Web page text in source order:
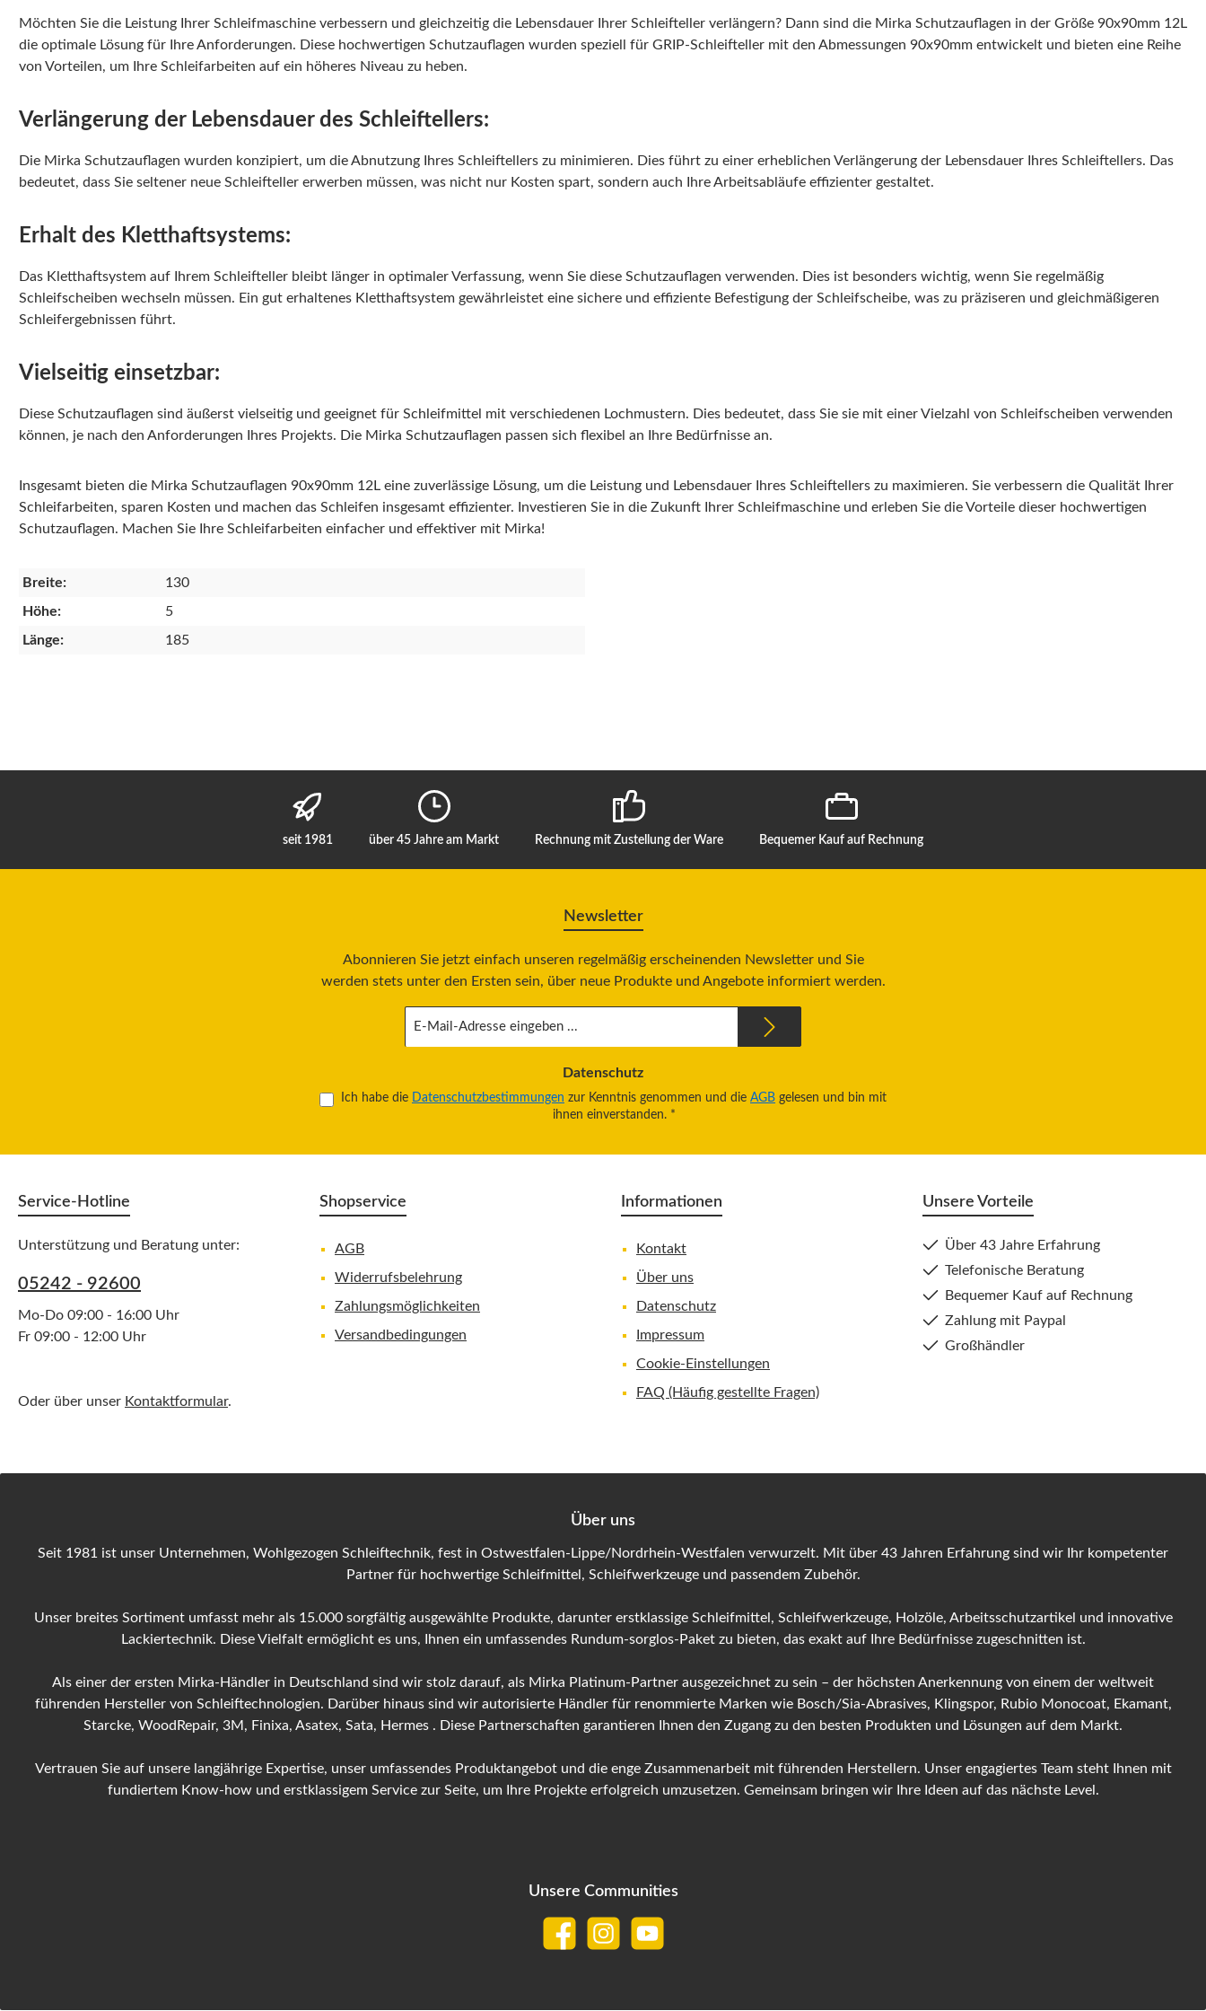
Möchten Sie die Leistung Ihrer Schleifmaschine verbessern und gleichzeitig die Lebensdauer Ihrer Schleifteller verlängern? Dann sind die Mirka Schutzauflagen in der Größe 90x90mm 12L
die optimale Lösung für Ihre Anforderungen. Diese hochwertigen Schutzauflagen wurden speziell für GRIP-Schleifteller mit den Abmessungen 90x90mm entwickelt und bieten eine Reihe
von Vorteilen, um Ihre Schleifarbeiten auf ein höheres Niveau zu heben.
Verlängerung der Lebensdauer des Schleiftellers:
Die Mirka Schutzauflagen wurden konzipiert, um die Abnutzung Ihres Schleiftellers zu minimieren. Dies führt zu einer erheblichen Verlängerung der Lebensdauer Ihres Schleiftellers. Das
bedeutet, dass Sie seltener neue Schleifteller erwerben müssen, was nicht nur Kosten spart, sondern auch Ihre Arbeitsabläufe effizienter gestaltet.
Erhalt des Kletthaftsystems:
Das Kletthaftsystem auf Ihrem Schleifteller bleibt länger in optimaler Verfassung, wenn Sie diese Schutzauflagen verwenden. Dies ist besonders wichtig, wenn Sie regelmäßig
Schleifscheiben wechseln müssen. Ein gut erhaltenes Kletthaftsystem gewährleistet eine sichere und effiziente Befestigung der Schleifscheibe, was zu präziseren und gleichmäßigeren
Schleifergebnissen führt.
Vielseitig einsetzbar:
Diese Schutzauflagen sind äußerst vielseitig und geeignet für Schleifmittel mit verschiedenen Lochmustern. Dies bedeutet, dass Sie sie mit einer Vielzahl von Schleifscheiben verwenden
können, je nach den Anforderungen Ihres Projekts. Die Mirka Schutzauflagen passen sich flexibel an Ihre Bedürfnisse an.
Insgesamt bieten die Mirka Schutzauflagen 90x90mm 12L eine zuverlässige Lösung, um die Leistung und Lebensdauer Ihres Schleiftellers zu maximieren. Sie verbessern die Qualität Ihrer
Schleifarbeiten, sparen Kosten und machen das Schleifen insgesamt effizienter. Investieren Sie in die Zukunft Ihrer Schleifmaschine und erleben Sie die Vorteile dieser hochwertigen
Schutzauflagen. Machen Sie Ihre Schleifarbeiten einfacher und effektiver mit Mirka!
Breite:
130
Höhe:
5
Länge:
185
seit 1981 über 45 Jahre am Markt Rechnung mit Zustellung der Ware Bequemer Kauf auf Rechnung
Newsletter
Abonnieren Sie jetzt einfach unseren regelmäßig erscheinenden Newsletter und Sie
werden stets unter den Ersten sein, über neue Produkte und Angebote informiert werden.
Mail-
Adresse
Datenschutz
Ich habe die Datenschutzbestimmungen zur Kenntnis genommen und die AGB gelesen und bin mit
ihnen einverstanden. *
Service-Hotline
Unterstützung und Beratung unter:
05242 - 92600
Mo-Do 09:00 - 16:00 Uhr
Fr 09:00 - 12:00 Uhr
Oder über unser Kontaktformular.
Shopservice
AGB
Widerrufsbelehrung
Zahlungsmöglichkeiten
Versandbedingungen
Informationen
Kontakt
Über uns
Datenschutz
Impressum
Cookie-Einstellungen
FAQ (Häufig gestellte Fragen)
Unsere Vorteile
Über 43 Jahre Erfahrung
Telefonische Beratung
Bequemer Kauf auf Rechnung
Zahlung mit Paypal
Großhändler
Über uns
Seit 1981 ist unser Unternehmen, Wohlgezogen Schleiftechnik, fest in Ostwestfalen-Lippe/Nordrhein-Westfalen verwurzelt. Mit über 43 Jahren Erfahrung sind wir Ihr kompetenter
Partner für hochwertige Schleifmittel, Schleifwerkzeuge und passendem Zubehör.
Unser breites Sortiment umfasst mehr als 15.000 sorgfältig ausgewählte Produkte, darunter erstklassige Schleifmittel, Schleifwerkzeuge, Holzöle, Arbeitsschutzartikel und innovative
Lackiertechnik. Diese Vielfalt ermöglicht es uns, Ihnen ein umfassendes Rundum-sorglos-Paket zu bieten, das exakt auf Ihre Bedürfnisse zugeschnitten ist.
Als einer der ersten Mirka-Händler in Deutschland sind wir stolz darauf, als Mirka Platinum-Partner ausgezeichnet zu sein – der höchsten Anerkennung von einem der weltweit
führenden Hersteller von Schleiftechnologien. Darüber hinaus sind wir autorisierte Händler für renommierte Marken wie Bosch/Sia-Abrasives, Klingspor, Rubio Monocoat, Ekamant,
Starcke, WoodRepair, 3M, Finixa, Asatex, Sata, Hermes . Diese Partnerschaften garantieren Ihnen den Zugang zu den besten Produkten und Lösungen auf dem Markt.
Vertrauen Sie auf unsere langjährige Expertise, unser umfassendes Produktangebot und die enge Zusammenarbeit mit führenden Herstellern. Unser engagiertes Team steht Ihnen mit
fundiertem Know-how und erstklassigem Service zur Seite, um Ihre Projekte erfolgreich umzusetzen. Gemeinsam bringen wir Ihre Ideen auf das nächste Level.
Unsere Communities
FacebookInstagramYouTube